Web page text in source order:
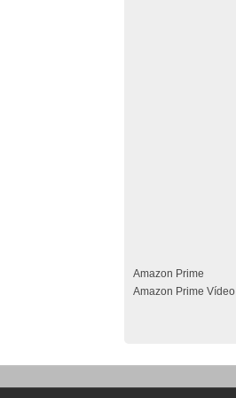
Amazon Prime
Amazon Prime Vídeo